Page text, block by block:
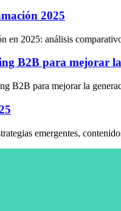
2025
en 2025: análisis
B2B para mejorar la
B2B para mejorar la
emergentes,